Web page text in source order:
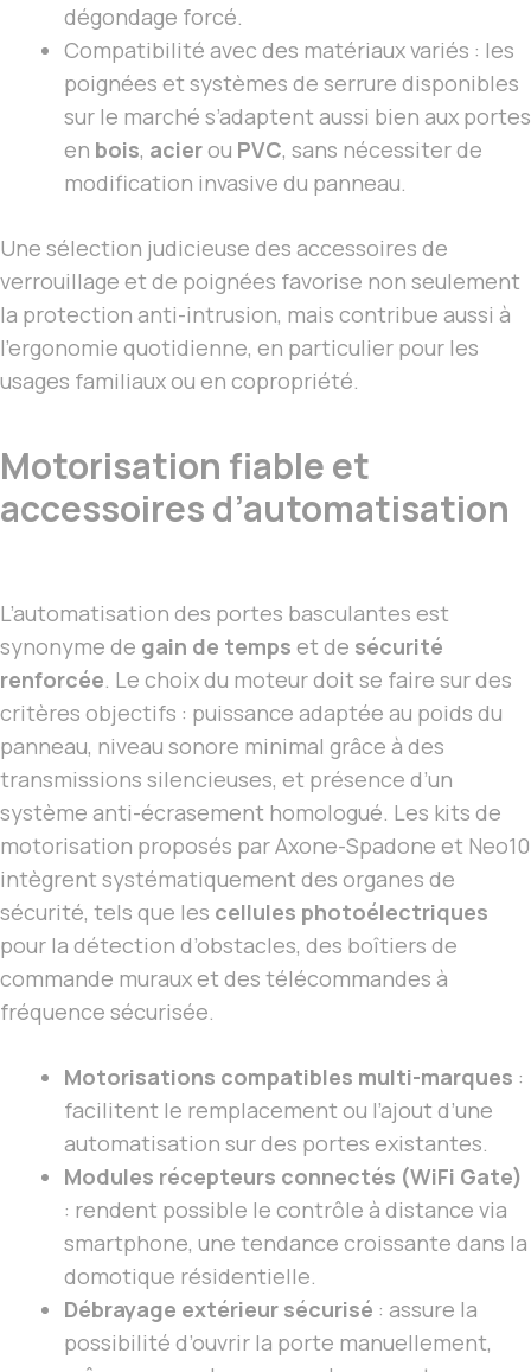
dégondage forcé.
Compatibilité avec des matériaux variés : les
poignées et systèmes de serrure disponibles
sur le marché s’adaptent aussi bien aux portes
en bois, acierou PVC, sans nécessiter de
modification invasive du panneau.
Une sélection judicieuse des accessoires de
verrouillage et de poignées favorise non seulement
la protection anti-intrusion, mais contribue aussi à
l’ergonomie quotidienne, en particulier pour les
usages familiaux ou en copropriété.
Motorisation fiable et
accessoires d’automatisation
L’automatisation des portes basculantes est
synonyme de gain de temps et de sécurité
renforcée. Le choix du moteur doit se faire sur des
critères objectifs : puissance adaptée au poids du
panneau, niveau sonore minimal grâce à des
transmissions silencieuses, et présence d’un
système anti-écrasement homologué. Les kits de
motorisation proposés par Axone-Spadone et Neo10
intègrent systématiquement des organes de
sécurité, tels que les cellules photoélectriques
pour la détection d’obstacles, des boîtiers de
commande muraux et des télécommandes à
fréquence sécurisée.
Motorisations compatibles multi-marques :
facilitent le remplacement ou l’ajout d’une
automatisation sur des portes existantes.
Modules récepteurs connectés (WiFi Gate)
: rendent possible le contrôle à distance via
smartphone, une tendance croissante dans la
domotique résidentielle.
Débrayage extérieur sécurisé : assure la
possibilité d’ouvrir la porte manuellement,